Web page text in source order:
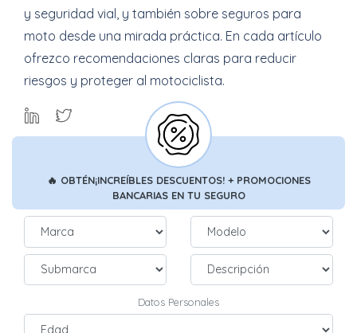
y seguridad vial, y también sobre seguros para
moto desde una mirada práctica. En cada artículo
ofrezco recomendaciones claras para reducir
riesgos y proteger al motociclista.
🔥 OBTÉN¡INCREÍBLES DESCUENTOS! + PROMOCIONES
BANCARIAS EN TU SEGURO
Datos Personales